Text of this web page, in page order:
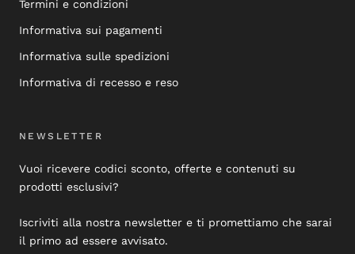
Termini e condizioni
Informativa sui pagamenti
Informativa sulle spedizioni
Informativa di recesso e reso
NEWSLETTER
Vuoi ricevere codici sconto, offerte e contenuti su
prodotti esclusivi?
Iscriviti alla nostra newsletter e ti promettiamo che sarai
il primo ad essere avvisato.